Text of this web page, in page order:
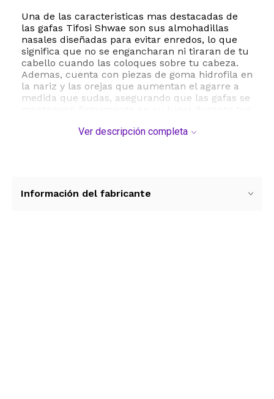
Una de las caracteristicas mas destacadas de
las gafas Tifosi Shwae son sus almohadillas
nasales diseñadas para evitar enredos, lo que
significa que no se engancharan ni tiraran de tu
cabello cuando las coloques sobre tu cabeza.
Ademas, cuenta con piezas de goma hidrofila en
la nariz y las orejas que aumentan el agarre a
medida que sudas, asegurando que las gafas se
momento. Su diseño de cobertura completa y
Ver descripción completa
Información del fabricante